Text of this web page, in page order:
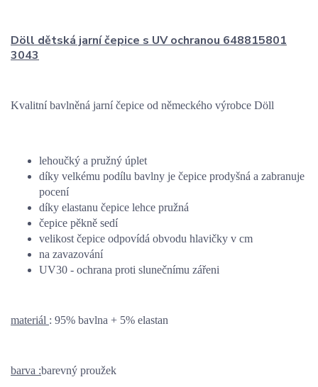
Döll dětská jarní čepice s UV ochranou 648815801
3043
Kvalitní bavlněná jarní čepice od německého výrobce Döll
lehoučký a pružný úplet
díky velkému podílu bavlny je čepice prodyšná a zabranuje
pocení
díky elastanu čepice lehce pružná
čepice pěkně sedí
velikost čepice odpovídá obvodu hlavičky v cm
na zavazování
UV30 - ochrana proti slunečnímu zářeni
materiál : 95% bavlna + 5% elastan
barva :barevný proužek